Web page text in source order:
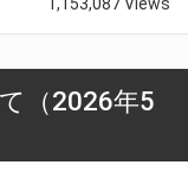
（2026年5